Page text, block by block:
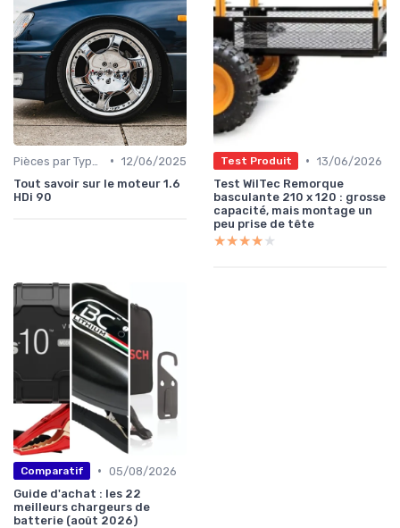
• 12/06/2025
Tout savoir sur le moteur 1.6
HDi 90
Test Produit • 13/06/2026
Test WilTec Remorque
basculante 210 x 120 : grosse
capacité, mais montage un
peu prise de tête
★★★★★
★★★★★
Comparatif • 05/08/2026
Guide d'achat : les 22
meilleurs chargeurs de
batterie (août 2026)